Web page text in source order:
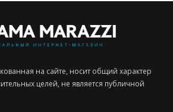
на сайте, носит общий характер
целей, не является публичной